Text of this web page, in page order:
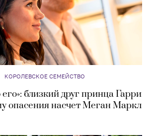
КОРОЛЕВСКОЕ СЕМЕЙСТВО
близкий друг принца Гарри
опасения насчет Меган Маркл